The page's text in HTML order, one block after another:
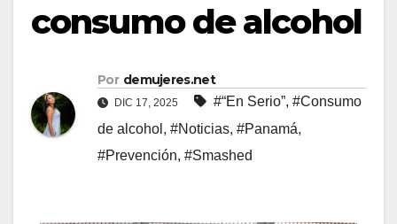
consumo de alcohol
Por demujeres.net
DIC 17, 2025 #“En Serio”, #Consumo
de alcohol , #Noticias, #Panamá,
#Prevención, #Smashed